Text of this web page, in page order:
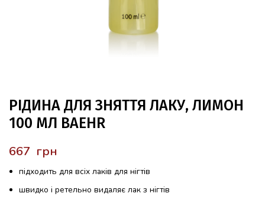
РІДИНА ДЛЯ ЗНЯТТЯ ЛАКУ, ЛИМОН
100 МЛ BAEHR
грн
підходить для всіх лаків для нігтів
швидко і ретельно видаляє лак з нігтів